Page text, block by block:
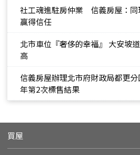
社工魂進駐房仲業 信義房屋：同
贏得信任
北市車位『奢侈的幸福』 大安坡
高
信義房屋辦理北市府財政局都更
年第2次標售結果
買屋